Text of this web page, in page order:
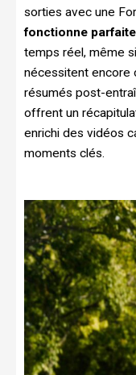
sorties avec une
fonctionne
temps réel, même
nécessitent encore
résumés post-
offrent un
enrichi des vidéos
moments clés.